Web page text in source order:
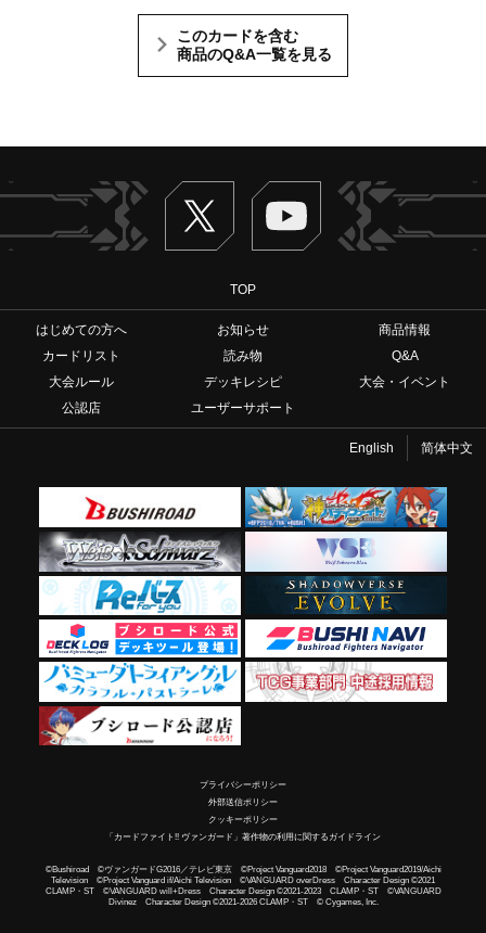
このカードを含む
商品のQ&A一覧を見る
Twitter ヴァンガードch
TOP
はじめての方へ お知らせ
商品情報
カードリスト
読み物
Q&A
大会ルール
デッキレシピ
大会・イベント
公認店
ユーザーサポート
English 简体中文
プライバシーポリシー
外部送信ポリシー
クッキーポリシー
「カードファイト!! ヴァンガード」著作物の利用に関するガイドライン
©Bushiroad ©ヴァンガードG2016／テレビ東京 ©Project Vanguard2018 ©Project Vanguard2019/Aichi
Television ©Project Vanguard if/Aichi Television ©VANGUARD overDress Character Design ©2021
CLAMP・ST ©VANGUARD will+Dress Character Design ©2021-2023 CLAMP・ST ©VANGUARD
Divinez Character Design ©2021-2026 CLAMP・ST © Cygames, Inc.